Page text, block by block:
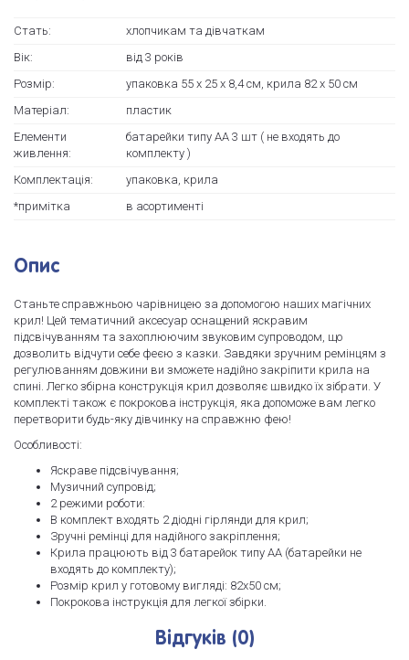
Стать:
хлопчикам та дівчаткам
Вік:
від 3 років
Розмір:
упаковка 55 х 25 х 8,4 см, крила 82 х 50 см
Матеріал:
пластик
Елементи
живлення:
батарейки типу АА 3 шт ( не входять до
комплекту )
Комплектація:
упаковка, крила
*примітка
в асортименті
Опис
Станьте справжньою чарівницею за допомогою наших магічних
крил! Цей тематичний аксесуар оснащений яскравим
підсвічуванням та захоплюючим звуковим супроводом, що
дозволить відчути себе феєю з казки. Завдяки зручним ремінцям з
регулюванням довжини ви зможете надійно закріпити крила на
спині. Легко збірна конструкція крил дозволяє швидко їх зібрати. У
комплекті також є покрокова інструкція, яка допоможе вам легко
перетворити будь-яку дівчинку на справжню фею!
Особливості:
Яскраве підсвічування;
Музичний супровід;
2 режими роботи:
В комплект входять 2 діодні гірлянди для крил;
Зручні ремінці для надійного закріплення;
Крила працюють від 3 батарейок типу АА (батарейки не
входять до комплекту);
Розмір крил у готовому вигляді: 82х50 см;
Покрокова інструкція для легкої збірки.
Відгуків (0)